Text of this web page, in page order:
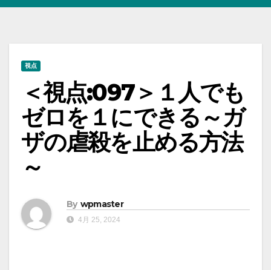
視点
＜視点:097＞１人でも
ゼロを１にできる～ガ
ザの虐殺を止める方法
～
By wpmaster
4月 25, 2024